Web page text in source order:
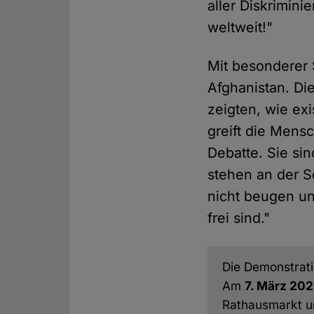
aller
weltweit!"
Mit besonderer
Afghanistan.
zeigten, wie
greift die
Debatte. Sie
stehen an der
nicht beugen
frei sind."
Die
Am7. März
Rathausmarkt